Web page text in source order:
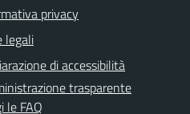
privacy
legali
di accessibilità
trasparente
le FAQ